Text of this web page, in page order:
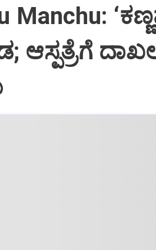
Manchu:
ಆಸ್ಪತ್ರೆಗೆ